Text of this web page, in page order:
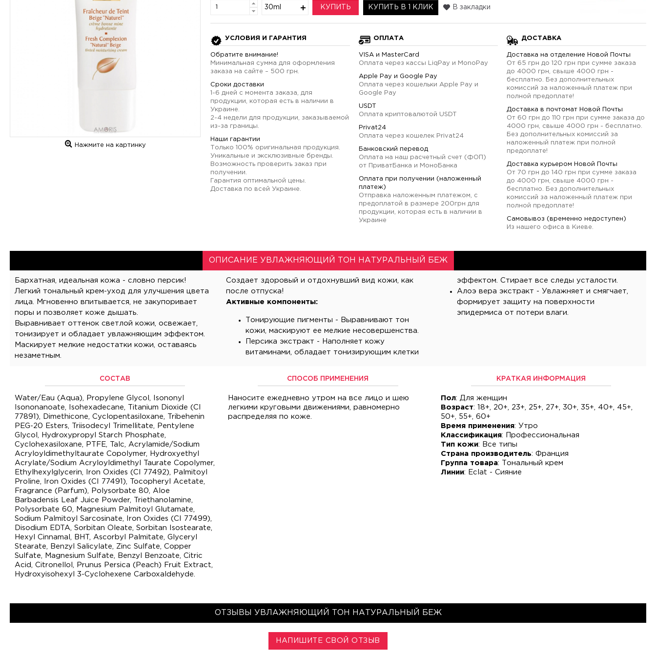
Нажмите на картинку
30ml КУПИТЬ КУПИТЬ В 1 КЛИК В закладки
УСЛОВИЯ И ГАРАНТИЯ
Обратите внимание!
Минимальная сумма для оформления
заказа на сайте – 500 грн.
Сроки доставки
1-6 дней с момента заказа, для
продукции, которая есть в наличии в
Украине.
2-4 недели для продукции, заказываемой
из-за границы.
Наши гарантии
Только 100% оригинальная продукция.
Уникальные и эксклюзивные бренды.
Возможность проверить заказ при
получении.
Гарантия оптимальной цены.
Доставка по всей Украине.
ОПЛАТА
VISA и MasterCard
Оплата через кассы LiqPay и MonoPay
Apple Pay и Google Pay
Оплата через кошельки Apple Pay и
Google Pay
USDT
Оплата криптовалютой USDT
Privat24
Оплата через кошелек Privat24
Банковский перевод
Оплата на наш расчетный счет (ФОП)
от ПриватБанка и МоноБанка
Оплата при получении (наложенный
платеж)
Отправка наложенным платежом, с
предоплатой в размере 200грн для
продукции, которая есть в наличии в
Украине
ДОСТАВКА
Доставка на отделение Новой Почты
От 65 грн до 120 грн при сумме заказа
до 4000 грн, свыше 4000 грн -
бесплатно. Без дополнительных
комиссий за наложенный платеж при
полной предоплате!
Доставка в почтомат Новой Почты
От 60 грн до 110 грн при сумме заказа до
4000 грн, свыше 4000 грн - бесплатно.
Без дополнительных комиссий за
наложенный платеж при полной
предоплате!
Доставка курьером Новой Почты
От 70 грн до 140 грн при сумме заказа
до 4000 грн, свыше 4000 грн -
бесплатно. Без дополнительных
комиссий за наложенный платеж при
полной предоплате!
Самовывоз (временно недоступен)
Из нашего офиса в Киеве.
ОПИСАНИЕ УВЛАЖНЯЮЩИЙ ТОН НАТУРАЛЬНЫЙ БЕЖ
Бархатная, идеальная кожа - словно персик!
Легкий тональный крем-уход для улучшения цвета
лица. Мгновенно впитывается, не закупоривает
поры и позволяет коже дышать.
Выравнивает оттенок светлой кожи, освежает,
тонизирует и обладает увлажняющим эффектом.
Маскирует мелкие недостатки кожи, оставаясь
незаметным.
Создает здоровый и отдохнувший вид кожи, как
после отпуска!
Активные компоненты:
Тонирующие пигменты - Выравнивают тон
кожи, маскируют ее мелкие несовершенства.
Персика экстракт - Наполняет кожу
витаминами, обладает тонизирующим клетки
эффектом. Стирает все следы усталости.
Алоэ вера экстракт - Увлажняет и смягчает,
формирует защиту на поверхности
эпидермиса от потери влаги.
СОСТАВ
Water/Eau (Aqua), Propylene Glycol, Isononyl
Isononanoate, Isohexadecane, Titanium Dioxide (CI
77891), Dimethicone, Cyclopentasiloxane, Tribehenin
PEG-20 Esters, Triisodecyl Trimellitate, Pentylene
Glycol, Hydroxypropyl Starch Phosphate,
Cyclohexasiloxane, PTFE, Talc, Acrylamide/Sodium
Acryloyldimethyltaurate Copolymer, Hydroxyethyl
Acrylate/Sodium Acryloyldimethyl Taurate Copolymer,
Ethylhexylglycerin, Iron Oxides (CI 77492), Palmitoyl
Proline, Iron Oxides (CI 77491), Tocopheryl Acetate,
Fragrance (Parfum), Polysorbate 80, Aloe
Barbadensis Leaf Juice Powder, Triethanolamine,
Polysorbate 60, Magnesium Palmitoyl Glutamate,
Sodium Palmitoyl Sarcosinate, Iron Oxides (CI 77499),
Disodium EDTA, Sorbitan Oleate, Sorbitan Isostearate,
Hexyl Cinnamal, BHT, Ascorbyl Palmitate, Glyceryl
Stearate, Benzyl Salicylate, Zinc Sulfate, Copper
Sulfate, Magnesium Sulfate, Benzyl Benzoate, Citric
Acid, Citronellol, Prunus Persica (Peach) Fruit Extract,
Hydroxyisohexyl 3-Cyclohexene Carboxaldehyde.
СПОСОБ ПРИМЕНЕНИЯ
Наносите ежедневно утром на все лицо и шею
легкими круговыми движениями, равномерно
распределяя по коже.
КРАТКАЯ ИНФОРМАЦИЯ
Пол: Для женщин
Возраст: 18+, 20+, 23+, 25+, 27+, 30+, 35+, 40+, 45+,
50+, 55+, 60+
Время применения: Утро
Классификация: Профессиональная
Тип кожи: Все типы
Страна производитель: Франция
Группа товара: Тональный крем
Линии: Eclat - Сияние
ОТЗЫВЫ УВЛАЖНЯЮЩИЙ ТОН НАТУРАЛЬНЫЙ БЕЖ
НАПИШИТЕ СВОЙ ОТЗЫВ